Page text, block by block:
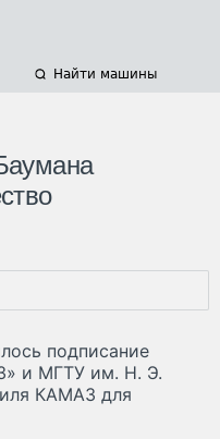
Найти машины
подписание
и МГТУ им. Н. Э.
КАМАЗ для